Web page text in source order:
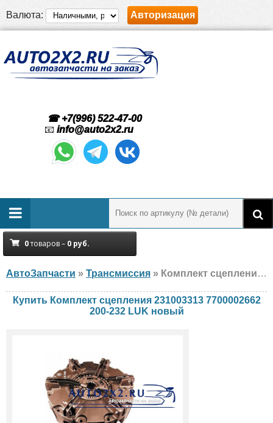
Валюта: Авторизация
☎ +7(996) 522-47-00
📧 info@auto2x2.ru
0товаров – 0 руб.
АвтоЗапчасти » Трансмиссия » Комплект сцепления LUK 231003313 7700002662 200-232 Claas, Renault, новый
Купить Комплект сцепления 231003313 7700002662
200-232 LUK новый